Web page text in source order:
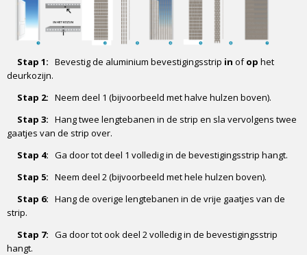
Stap 1: Bevestig de aluminium bevestigingsstrip in ofop het
deurkozijn.
Stap 2: Neem deel 1 (bijvoorbeeld met halve hulzen boven).
Stap 3: Hang twee lengtebanen in de strip en sla vervolgens twee
gaatjes van de strip over.
Stap 4: Ga door tot deel 1 volledig in de bevestigingsstrip hangt.
Stap 5: Neem deel 2 (bijvoorbeeld met hele hulzen boven).
Stap 6: Hang de overige lengtebanen in de vrije gaatjes van de
strip.
Stap 7: Ga door tot ook deel 2 volledig in de bevestigingsstrip
hangt.